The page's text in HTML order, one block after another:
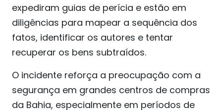
expediram guias de perícia e estão em
diligências para mapear a sequência dos
fatos, identificar os autores e tentar
recuperar os bens subtraídos.
O incidente reforça a preocupação com a
segurança em grandes centros de compras
da Bahia, especialmente em períodos de